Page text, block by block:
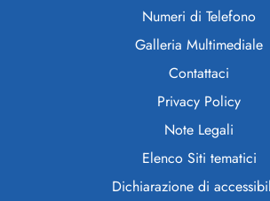
Numeri di Telefono
Galleria Multimediale
Contattaci
Privacy Policy
Note Legali
Elenco Siti tematici
Dichiarazione di